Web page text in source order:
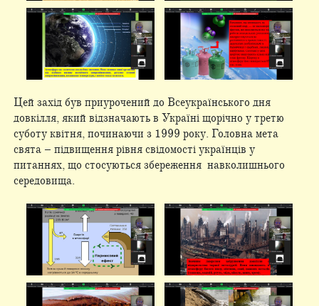
Цей захід був приурочений до Всеукраїнського дня
довкілля, який відзначають в Україні щорічно у третю
суботу квітня, починаючи з 1999 року. Головна мета
свята – підвищення рівня свідомості українців у
питаннях, що стосуються збереження навколишнього
середовища.